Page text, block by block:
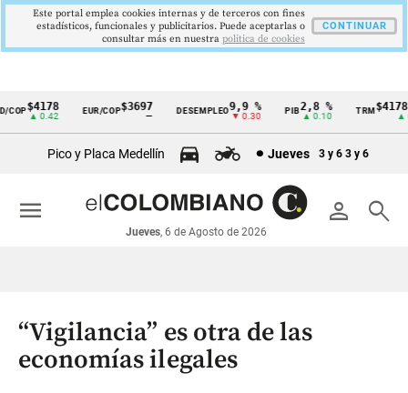
Cintillo
económicos
Colombia
$4178
▲ 0.42
EUR/COP$3697 DESEMPLEO 9,9 %
▼ 0.30
PIB2,8 %
▲ 0.10
TRM
▲
Pico y Placa Medellín Jueves 3 y 6 3 y 6
person search
Jueves, 6 de Agosto de 2026
menu
“Vigilancia” es otra de las
economías ilegales
Este portal emplea cookies internas y de terceros con fines
estadísticos, funcionales y publicitarios. Puede aceptarlas o
consultar más en nuestra politica de cookies
CONTINUAR